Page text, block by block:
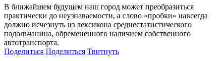
В ближайшем будущем наш город может преобразиться
практически до неузнаваемости, а слово «пробки» навсегда
должно исчезнуть из лексикона среднестатистического
подольчанина, обремененного наличием собственного
автотранспорта.
Поделиться Поделиться Твитнуть